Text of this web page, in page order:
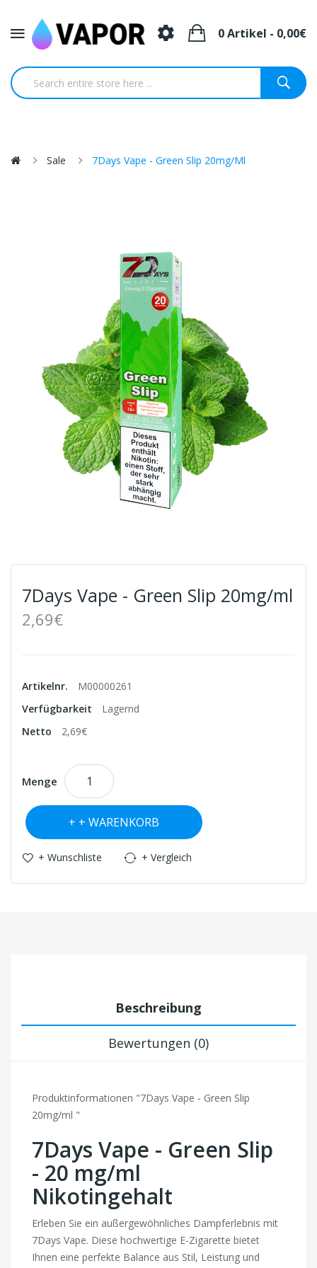
0 Artikel - 0,00€
Sale 7Days Vape - Green Slip 20mg/ml
7Days Vape - Green Slip 20mg/ml
2,69€
Artikelnr.
M00000261
Verfügbarkeit
Lagernd
Netto
2,69€
Menge
+ WARENKORB
+ Wunschliste + Vergleich
Beschreibung
Bewertungen (0)
Produktinformationen "7Days Vape - Green Slip
20mg/ml "
7Days Vape - Green Slip
- 20 mg/ml
Nikotingehalt
Erleben Sie ein außergewöhnliches Dampferlebnis mit
7Days Vape. Diese hochwertige E-Zigarette bietet
Ihnen eine perfekte Balance aus Stil, Leistung und